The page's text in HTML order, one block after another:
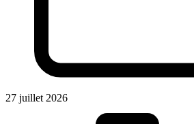
27 juillet 2026